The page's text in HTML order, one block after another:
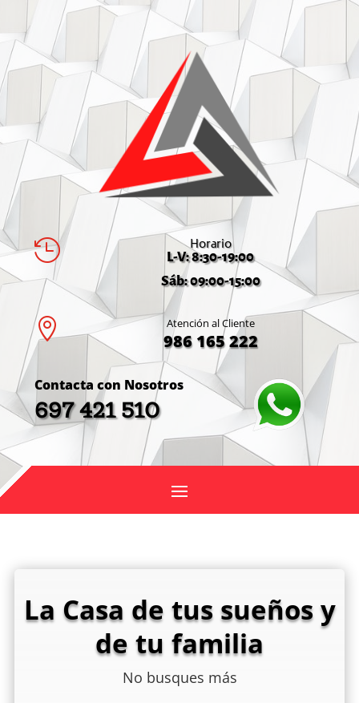
 Horario
L-V: 8:30-19:00
Sáb: 09:00-15:00
 Atención al Cliente
986 165 222
Contacta con Nosotros
697 421 510
La Casa de tus sueños y
de tu familia
No busques más